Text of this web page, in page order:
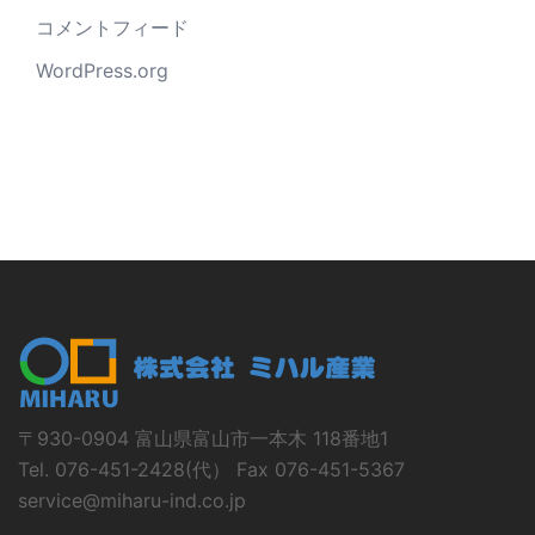
コメントフィード
WordPress.org
〒930-0904 富山県富山市一本木 118番地1
Tel. 076-451-2428(代） Fax 076-451-5367
service@miharu-ind.co.jp